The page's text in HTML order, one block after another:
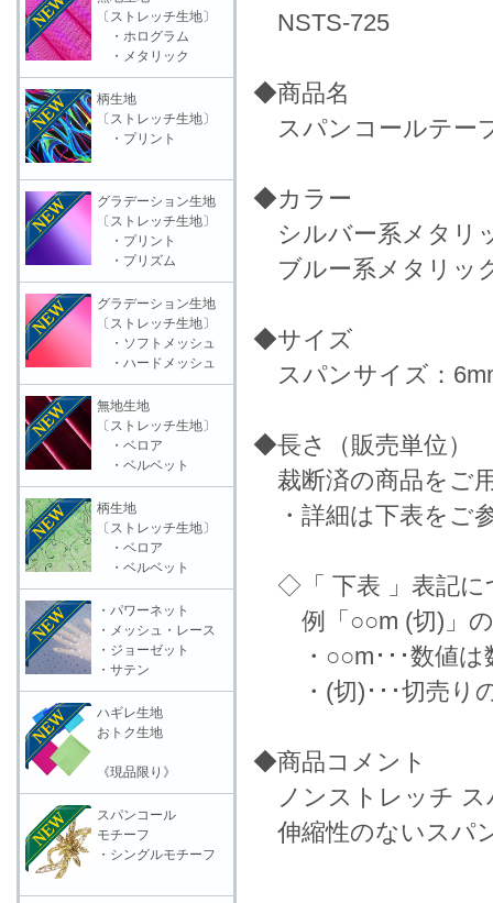
NSTS-725
◆商品名
スパンコールテー
◆カラー
シルバー系メタリ
ブルー系メタリッ
◆サイズ
スパンサイズ：
◆長さ（販売単位）
裁断済の商品をご
・詳細は下表をご
◇「 下表 」表記に
例「○○m (切)」の
・○○m･･･数値は
・(切)･･･切売り
◆商品コメント
ノンストレッチ ス
伸縮性のないスパ
〔ストレッチ生地〕
・ホログラム
・メタリック
柄生地
〔ストレッチ生地〕
・プリント
グラデーション生地
〔ストレッチ生地〕
・プリント
・プリズム
グラデーション生地
〔ストレッチ生地〕
・ソフトメッシュ
・ハードメッシュ
無地生地
〔ストレッチ生地〕
・ベロア
・ベルベット
柄生地
〔ストレッチ生地〕
・ベロア
・ベルベット
・パワーネット
・メッシュ・レース
・ジョーゼット
・サテン
ハギレ生地
おトク生地
《現品限り》
スパンコール
モチーフ
・シングルモチーフ